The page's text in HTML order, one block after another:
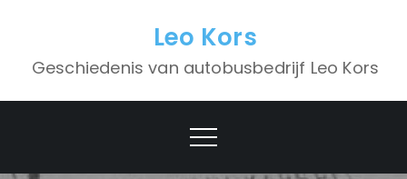
content
Leo Kors
Geschiedenis van autobusbedrijf Leo Kors